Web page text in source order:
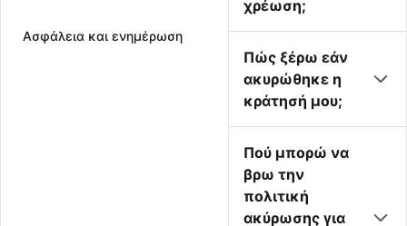
Ασφάλεια και ενημέρωση
χρέωση;
Πώς ξέρω εάν
ακυρώθηκε η
κράτησή μου;
Πού μπορώ να
βρω την
πολιτική
ακύρωσης για